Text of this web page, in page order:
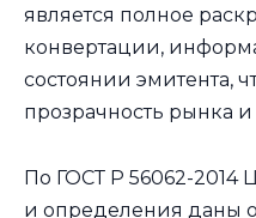
является полное
конвертации,
состоянии эмитента,
прозрачность рынка
По ГОСТ Р 56062-2014
и определения даны